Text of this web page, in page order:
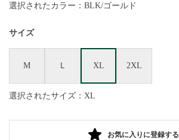
選択されたカラー：BLK/ゴールド
サイズ
M Ｌ XL 2XL
選択されたサイズ：XL
お気に入りに登録する